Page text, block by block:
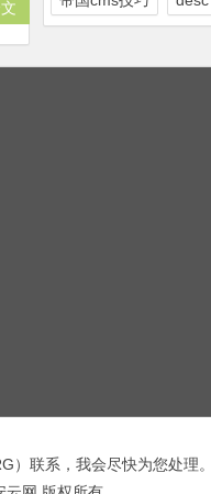
）联系，我会尽快为您处理。